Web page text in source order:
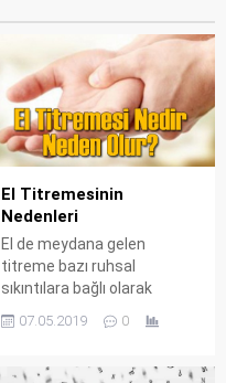
El Titremesinin
Nedenleri
El de meydana gelen
titreme bazı ruhsal
sıkıntılara bağlı olarak
gelişen bir durumdur. Sıklıkla
bir hastalığın habercisidir.
elde titreme görüldüğü
07.05.2019 0